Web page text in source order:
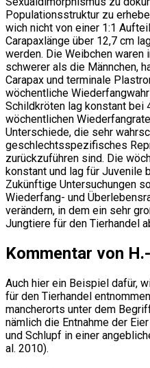
Populationsstruktur zu
wich nicht von einer 1:1
Carapaxlänge über 12,7 cm
werden. Die Weibchen waren
schwerer als die Männchen,
Carapax und terminale
wöchentliche
Schildkröten lag konstant bei
wöchentlichen
Unterschiede, die sehr
geschlechtsspezifisches
zurückzuführen sind. Die
konstant und lag für Juvenile
Zukünftige Untersuchungen
Wiederfang- und
verändern, in dem ein sehr
Jungtiere für den Tierhandel
Kommentar von
Auch hier ein Beispiel dafür,
für den Tierhandel
mancherorts unter dem
nämlich die Entnahme der
und Schlupf in einer
al. 2010).